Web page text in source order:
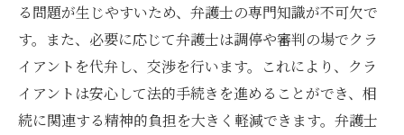
る問題が生じやすいため、弁護士の専門知識が不可欠で
す。また、必要に応じて弁護士は調停や審判の場でクラ
イアントを代弁し、交渉を行います。これにより、クラ
イアントは安心して法的手続きを進めることができ、相
続に関連する精神的負担を大きく軽減できます。弁護士